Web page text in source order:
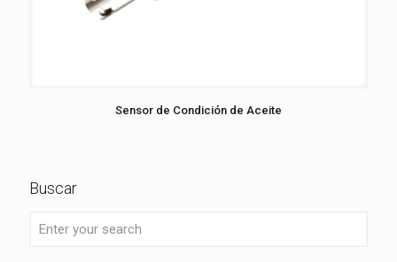
Sensor de Condición de Aceite
Buscar